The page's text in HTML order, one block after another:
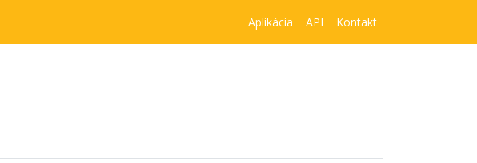
Aplikácia API Kontakt